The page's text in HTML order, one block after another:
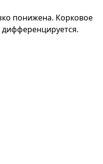
понижена. Корковое